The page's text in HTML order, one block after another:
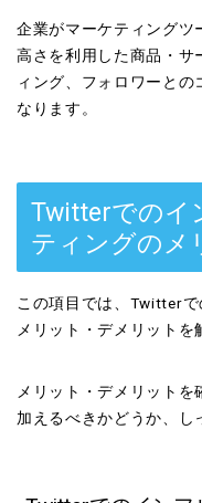
企業がマーケティングツ
高さを利用した商品・サ
ィング、フォロワーと
なります。
Twitterでのイ
ティングのメ
この項目では、Twitter
メリット・デメリットを
メリット・デメリット
加えるべきかどうか、し